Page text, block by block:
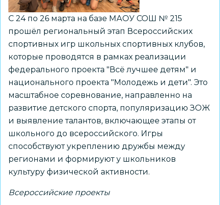
С 24 по 26 марта на базе МАОУ СОШ № 215
прошёл региональный этап Всероссийских
спортивных игр школьных спортивных клубов,
которые проводятся в рамках реализации
федерального проекта "Всё лучшее детям" и
национального проекта "Молодежь и дети". Это
масштабное соревнование, направленно на
развитие детского спорта, популяризацию ЗОЖ
и выявление талантов, включающее этапы от
школьного до всероссийского. Игры
способствуют укреплению дружбы между
регионами и формируют у школьников
культуру физической активности.
Всероссийские проекты